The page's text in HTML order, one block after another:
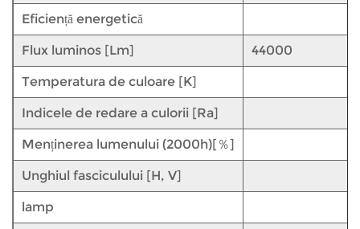
Eficiență energetică
Flux luminos [Lm] 44000
Temperatura de culoare [K]
Indicele de redare a culorii [Ra]
Menținerea lumenului (2000h)[％]
Unghiul fasciculului [H, V]
lamp